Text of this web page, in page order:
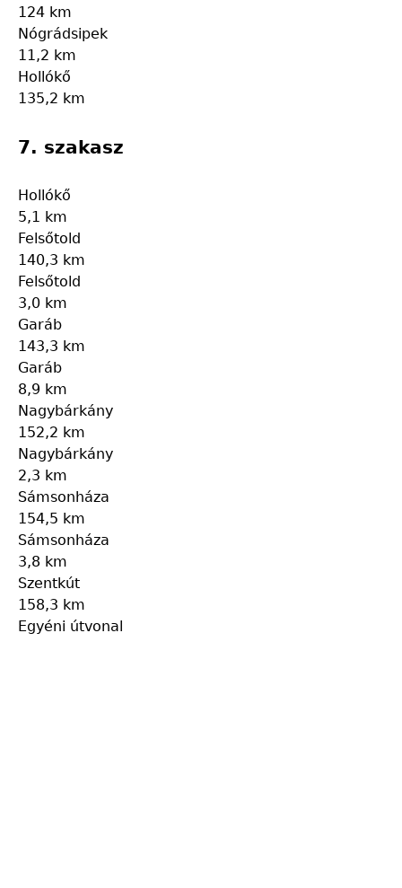
124 km
Nógrádsipek
11,2 km
Hollókő
135,2 km
7. szakasz
Hollókő
5,1 km
Felsőtold
140,3 km
Felsőtold
3,0 km
Garáb
143,3 km
Garáb
8,9 km
Nagybárkány
152,2 km
Nagybárkány
2,3 km
Sámsonháza
154,5 km
Sámsonháza
3,8 km
Szentkút
158,3 km
Egyéni útvonal